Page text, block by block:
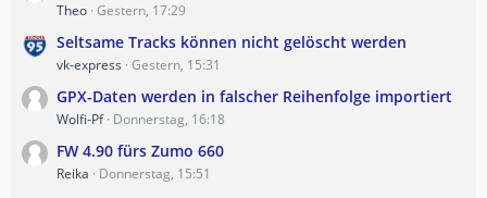
Theo Gestern, 17:29
Seltsame Tracks können nicht gelöscht werden
vk-express Gestern, 15:31
GPX-Daten werden in falscher Reihenfolge importiert
Wolfi-Pf Donnerstag, 16:18
FW 4.90 fürs Zumo 660
Reika Donnerstag, 15:51